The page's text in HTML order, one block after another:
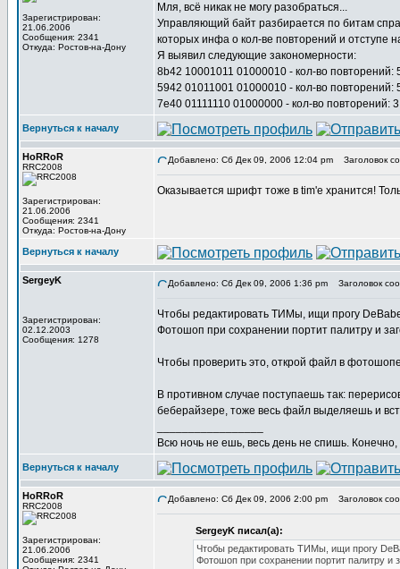
Зарегистрирован:
21.06.2006
Сообщения: 2341
Откуда: Ростов-на-Дону
Мля, всё никак не могу разобраться...
Управляющий байт разбирается по битам
которых инфа о кол-ве повторений и отступе
Я выявил следующие закономерности:
8b42 10001011 01000010 - кол-во повторений:
5942 01011001 01000010 - кол-во
7e40 01111110 01000000 - кол-во повторений:
Вернуться к началу
HoRRoR
RRC2008
Зарегистрирован:
21.06.2006
Сообщения: 2341
Откуда: Ростов-на-Дону
Добавлено: Сб Дек 09, 2006 12:04 pm Заголовок
Оказывается шрифт тоже в tim'е хранится!
Вернуться к началу
SergeyK
Зарегистрирован:
02.12.2003
Сообщения: 1278
Добавлено: Сб Дек 09, 2006 1:36 pm Заголовок
Чтобы редактировать ТИМы, ищи прогу
Фотошоп при сохранении портит палитру и
Чтобы проверить это, открой файл в
В противном случае поступаешь так:
беберайзере, тоже весь файл выделяешь и
Всю ночь не ешь, весь день не спишь. Конечно,
Вернуться к началу
HoRRoR
RRC2008
Зарегистрирован:
21.06.2006
Сообщения: 2341
Добавлено: Сб Дек 09, 2006 2:00 pm Заголовок
SergeyK писал(а):
Чтобы редактировать ТИМы, ищи прогу
Фотошоп при сохранении портит палитру и